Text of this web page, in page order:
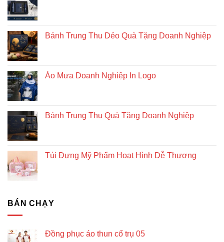
bền
Bánh Trung Thu Dẻo Quà Tặng Doanh Nghiệp
Áo Mưa Doanh Nghiệp In Logo
Bánh Trung Thu Quà Tặng Doanh Nghiệp
Túi Đựng Mỹ Phẩm Hoạt Hình Dễ Thương
BÁN CHẠY
Đồng phục áo thun cổ trụ 05